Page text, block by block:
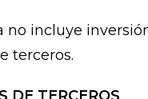
no incluye
terceros.